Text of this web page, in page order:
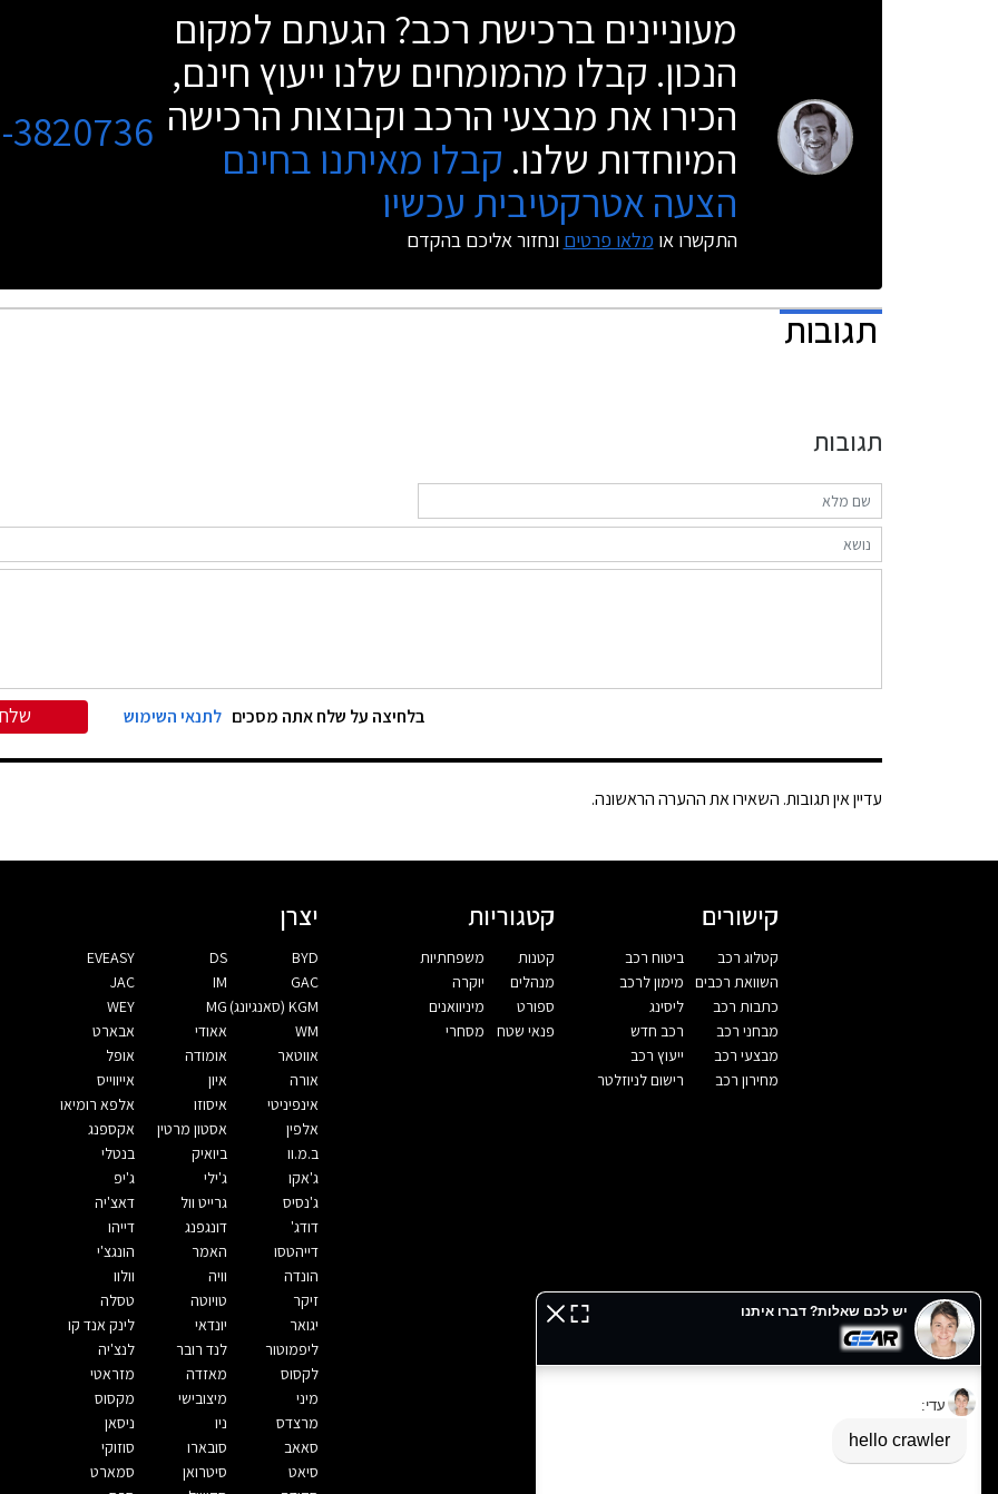
מעוניינים ברכישת רכב? הגעתם למקום
הנכון. קבלו מהמומחים שלנו ייעוץ חינם,
הכירו את מבצעי הרכב וקבוצות הרכישה
המיוחדות שלנו. קבלו מאיתנו בחינם
הצעה אטרקטיבית עכשיו
התקשרו או מלאו פרטים ונחזור אליכם בהקדם
3820736
תגובות
תגובות
בלחיצה על שלח אתה מסכים לתנאי השימוש
עדיין אין תגובות. השאירו את ההערה הראשונה.
קישורים
קטלוג רכב
השוואת רכבים
כתבות רכב
מבחני רכב
מבצעי רכב
מחירון רכב
ביטוח רכב
מימון לרכב
ליסינג
רכב חדש
ייעוץ רכב
רישום לניוזלטר
קטגוריות
קטנות
מנהלים
ספורט
פנאי שטח
משפחתיות
יוקרה
מיניוואנים
מסחרי
יצרן
BYD
DS
EVEASY
GAC
IM
JAC
KGM (סאנגיונג)
MG
WEY
WM
אאודי
אבארט
אווטאר
אומודה
אופל
אורה
איון
אייווייס
אינפיניטי
איסוזו
אלפא רומיאו
אלפין
אסטון מרטין
אקספנג
ב.מ.וו
ביואיק
בנטלי
ג'אקו
ג'ילי
ג'יפ
ג'נסיס
גרייט וול
דאצ'יה
דודג'
דונגפנג
דייהו
דייהטסו
האמר
הונגצ'י
הונדה
וויה
וולוו
זיקר
טויוטה
טסלה
יגואר
יונדאי
לינק אנד קו
ליפמוטור
לנד רובר
לנצ'יה
לקסוס
מאזדה
מזראטי
מיני
מיצובישי
מקסוס
מרצדס
ניו
ניסאן
סאאב
סובארו
סוזוקי
סיאט
סיטרואן
סמארט